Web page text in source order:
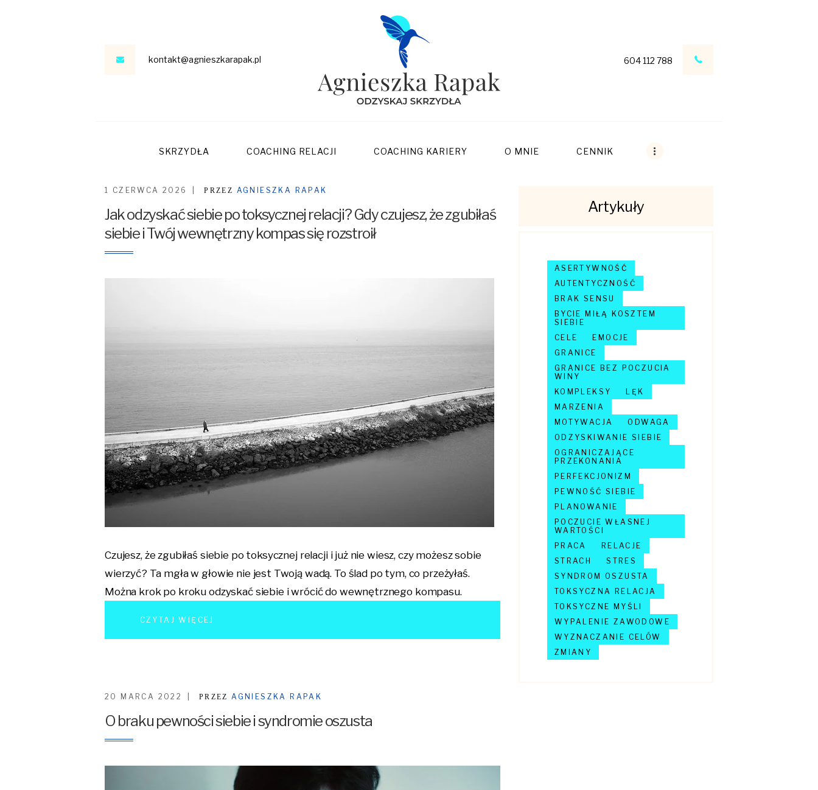
kontakt@agnieszkarapak.pl 604 112 788
SKRZYDŁA COACHING RELACJI COACHING KARIERY O MNIE CENNIK
SKRZYDŁA
COACHING
RELACJI
COACHING
CENNIK
REZERWUJ
1 CZERWCA 2026 PRZEZ AGNIESZKA RAPAK
Jak odzyskać siebie po toksycznej relacji? Gdy czujesz, że zgubiłaś
siebie i Twój wewnętrzny kompas się rozstroił
Czujesz, że zgubiłaś siebie po toksycznej relacji i już nie wiesz, czy możesz sobie
wierzyć? Ta mgła w głowie nie jest Twoją wadą. To ślad po tym, co przeżyłaś.
Można krok po kroku odzyskać siebie i wrócić do wewnętrznego kompasu.
CZYTAJ WIĘCEJ
20 MARCA 2022 PRZEZ AGNIESZKA RAPAK
O braku pewności siebie i syndromie oszusta
Artykuły
ASERTYWNOŚĆ
AUTENTYCZNOŚĆ
BRAK SENSU
BYCIE MIŁĄ KOSZTEM
SIEBIE
CELE
EMOCJE
GRANICE
GRANICE BEZ POCZUCIA
WINY
KOMPLEKSY
LĘK
MARZENIA
MOTYWACJA
ODWAGA
ODZYSKIWANIE SIEBIE
OGRANICZAJĄCE
PRZEKONANIA
PERFEKCJONIZM
PEWNOŚĆ SIEBIE
PLANOWANIE
POCZUCIE WŁASNEJ
WARTOŚCI
PRACA
RELACJE
STRACH
STRES
SYNDROM OSZUSTA
TOKSYCZNA RELACJA
TOKSYCZNE MYŚLI
WYPALENIE ZAWODOWE
WYZNACZANIE CELÓW
ZMIANY